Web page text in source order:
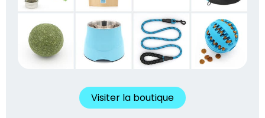
Visiter la boutique